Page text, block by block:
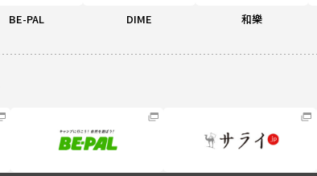
BE-PAL DIME 和樂